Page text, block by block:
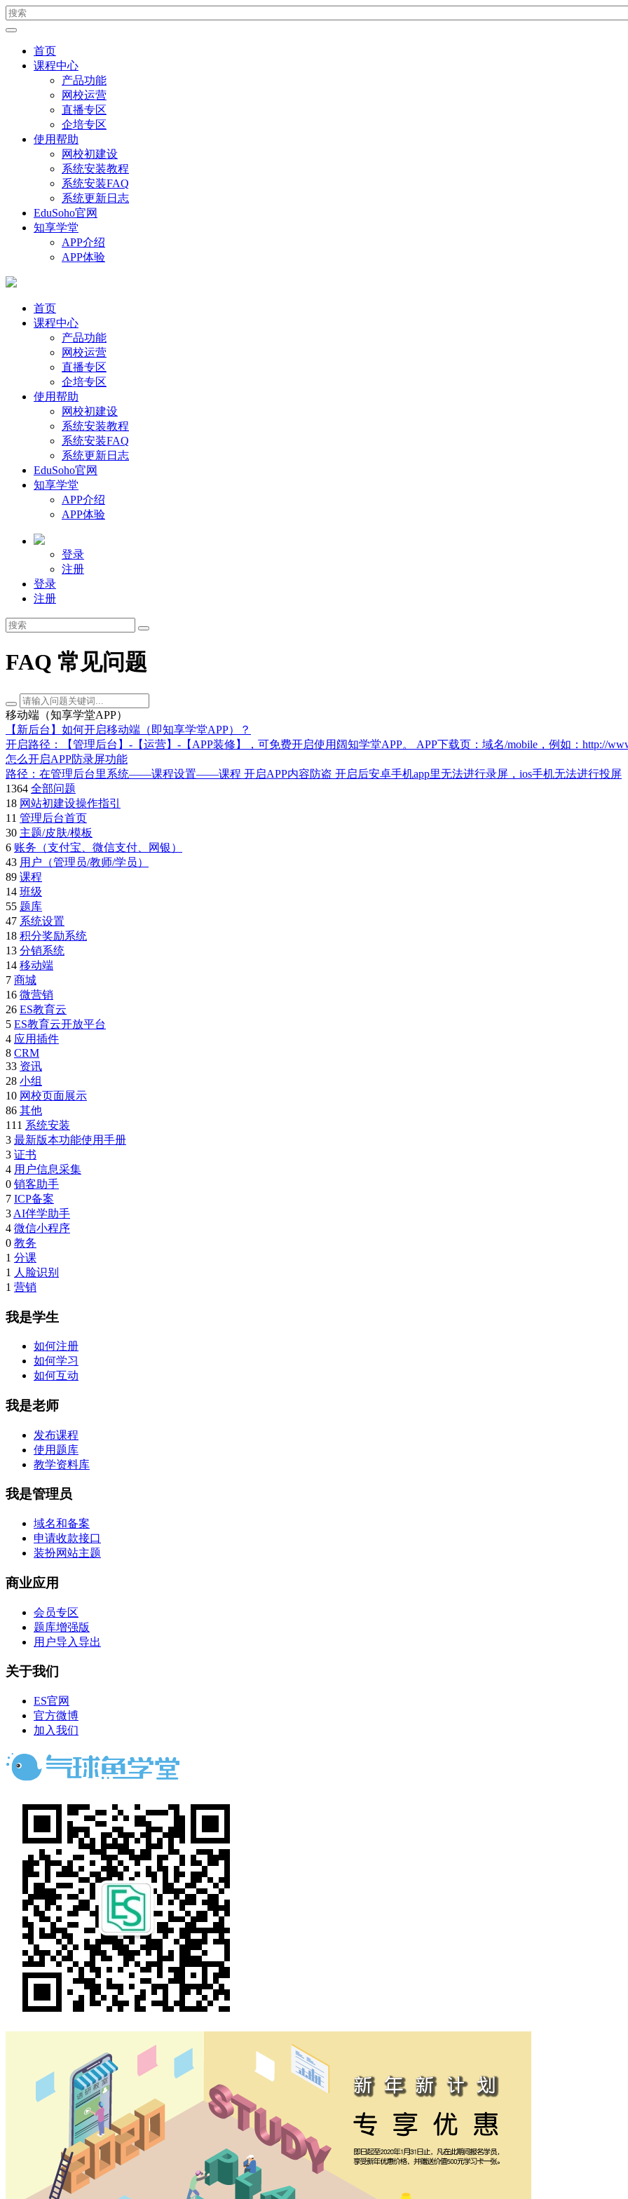
首页
课程中心
产品功能
网校运营
直播专区
企培专区
使用帮助
网校初建设
系统安装教程
系统安装FAQ
系统更新日志
EduSoho官网
知享学堂
APP介绍
APP体验
首页
课程中心
产品功能
网校运营
直播专区
企培专区
使用帮助
网校初建设
系统安装教程
系统安装FAQ
系统更新日志
EduSoho官网
知享学堂
APP介绍
APP体验
登录
注册
登录
注册
FAQ 常见问题
移动端（知享学堂APP）
【新后台】如何开启移动端（即知享学堂APP）？
开启路径：【管理后台】-【运营】-【APP装修】，可免费开启使用阔知学堂APP。 APP下载页：域名/mobile，例如：http://
怎么开启APP防录屏功能
路径：在管理后台里系统——课程设置——课程 开启APP内容防盗 开启后安卓手机app里无法进行录屏，ios手机无法进行投屏
1364 全部问题
18 网站初建设操作指引
11 管理后台首页
30 主题/皮肤/模板
6 账务（支付宝、微信支付、网银）
43 用户（管理员/教师/学员）
89 课程
14 班级
55 题库
47 系统设置
18 积分奖励系统
13 分销系统
14 移动端
7 商城
16 微营销
26 ES教育云
5 ES教育云开放平台
4 应用插件
8 CRM
33 资讯
28 小组
10 网校页面展示
86 其他
111 系统安装
3 最新版本功能使用手册
3 证书
4 用户信息采集
0 销客助手
7 ICP备案
3 AI伴学助手
4 微信小程序
0 教务
1 分课
1 人脸识别
1 营销
我是学生
如何注册
如何学习
如何互动
我是老师
发布课程
使用题库
教学资料库
我是管理员
域名和备案
申请收款接口
装扮网站主题
商业应用
会员专区
题库增强版
用户导入导出
关于我们
ES官网
官方微博
加入我们